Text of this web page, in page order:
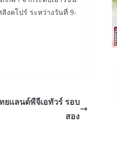
งคโปร์ ระหว่างวันที่ 9-
ทยแลนด์พีจีเอทัวร์ รอบ
สอง